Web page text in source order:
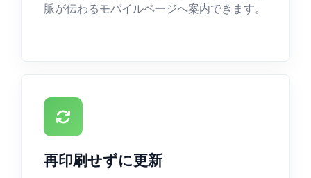
脈が伝わるモバイルページへ案内できます。
再印刷せずに更新